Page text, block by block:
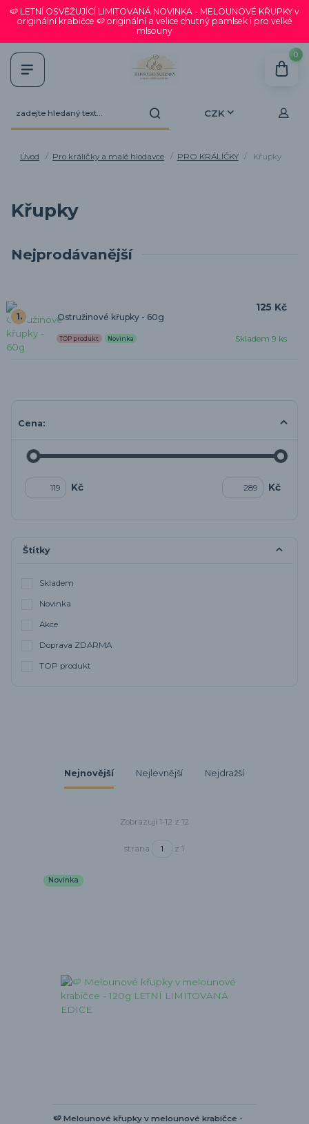
🍉 LETNÍ OSVĚŽUJÍCÍ LIMITOVANÁ NOVINKA - MELOUNOVÉ KŘUPKY v
originální krabičce 🍉 originální a velice chutný pamlsek i pro velké
mlsouny
CZK
0
Úvod Pro králíčky a malé hlodavce PRO KRÁLÍČKY Křupky
Křupky
Nejprodávanější
1. Ostružinové křupky - 60g
Skladem 9 ks
TOP produkt Novinka
125 Kč
Cena:
Kč Kč
Štítky
Skladem
Novinka
Akce
Doprava ZDARMA
TOP produkt
Nejnovější Nejlevnější Nejdražší
Zobrazuji 1-12 z 12
strana z 1
Novinka
🍉 Melounové křupky v melounové krabičce -